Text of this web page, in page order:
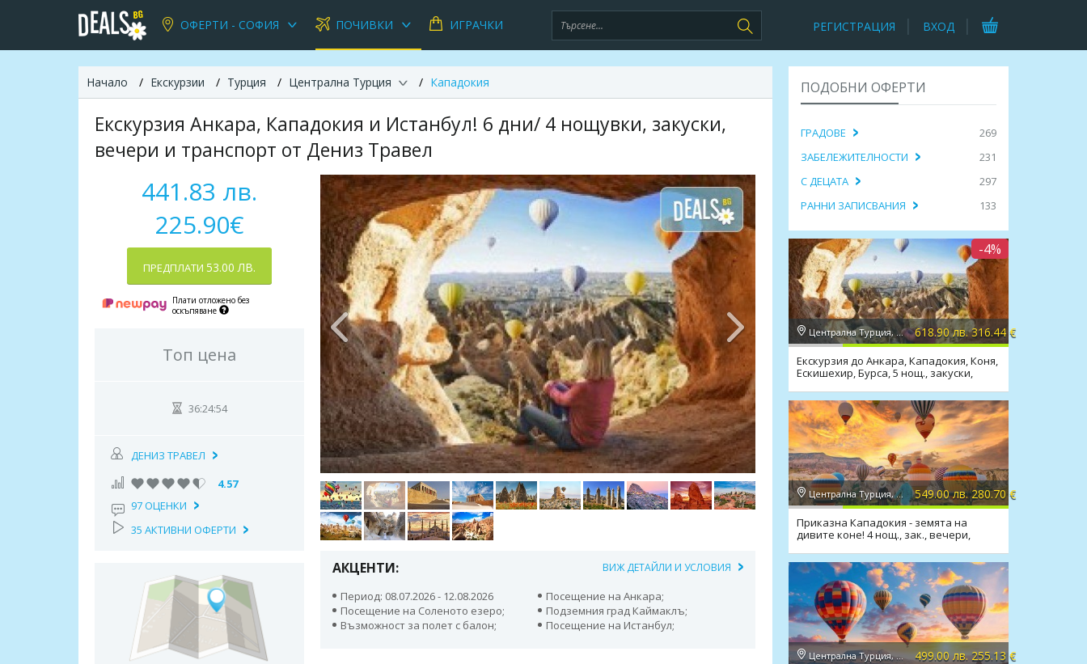
ОФЕРТИ - СОФИЯ ПОЧИВКИ ИГРАЧКИ РЕГИСТРАЦИЯ ВХОД
Начало Екскурзии Турция Централна Турция Кападокия
Екскурзия Анкара, Кападокия и Истанбул! 6 дни/ 4 нощувки, закуски,
вечери и транспорт от Дениз Травел
АКЦЕНТИ: ВИЖ ДЕТАЙЛИ И УСЛОВИЯ
Период: 08.07.2026 - 12.08.2026
Посещение на Анкара;
Посещение на Соленото езеро;
Подземния град Каймаклъ;
Възможност за полет с балон;
Посещение на Истанбул;
441.83 лв.
225.90€
ПРЕДПЛАТИ 53.00 ЛВ.
Плати отложено без
оскъпяване
Топ цена
36:24:53
ДЕНИЗ ТРАВЕЛ
4.57
97 ОЦЕНКИ
35 АКТИВНИ ОФЕРТИ
ПОДОБНИ ОФЕРТИ
ГРАДОВЕ
269
ЗАБЕЛЕЖИТЕЛНОСТИ
231
С ДЕЦАТА
297
РАННИ ЗАПИСВАНИЯ
133
-4%
Централна Турция, Кападокия 618.90 лв. 316.44 €
Екскурзия до Анкара, Кападокия, Коня,
Ескишехир, Бурса, 5 нощ., закуски,
Централна Турция, Кападокия 549.00 лв. 280.70 €
Приказна Кападокия - земята на
дивите коне! 4 нощ., зак., вечери,
Централна Турция, Кападокия 499.00 лв. 255.13 €